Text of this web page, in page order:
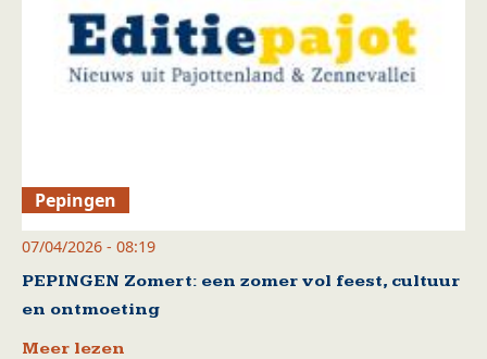
Pepingen
07/04/2026 - 08:19
PEPINGEN Zomert: een zomer vol feest, cultuur
en ontmoeting
Meer lezen